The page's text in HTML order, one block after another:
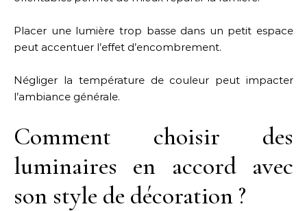
Placer une lumière trop basse dans un petit espace
peut accentuer l’effet d’encombrement.
Négliger la température de couleur peut impacter
l’ambiance générale.
Comment choisir des
luminaires en accord avec
son style de décoration ?